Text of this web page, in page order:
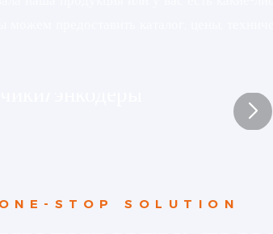
энкодеры
ONE-STOP SOLUTION